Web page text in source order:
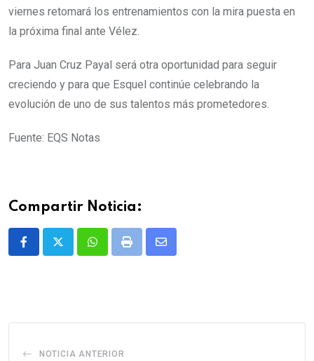
viernes retomará los entrenamientos con la mira puesta en
la próxima final ante Vélez.
Para Juan Cruz Payal será otra oportunidad para seguir
creciendo y para que Esquel continúe celebrando la
evolución de uno de sus talentos más prometedores.
Fuente: EQS Notas
Compartir Noticia:
WhatsappPrint
Share
NOTICIA ANTERIOR